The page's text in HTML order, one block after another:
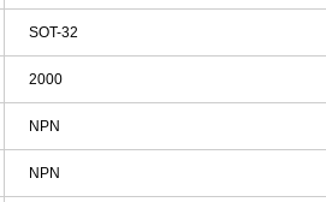
SOT-32
2000
NPN
NPN